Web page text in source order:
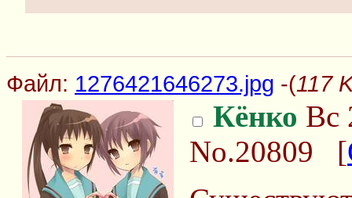
Файл: 1276421646273.jpg -(117
Кёнко Вс
No.20809 [